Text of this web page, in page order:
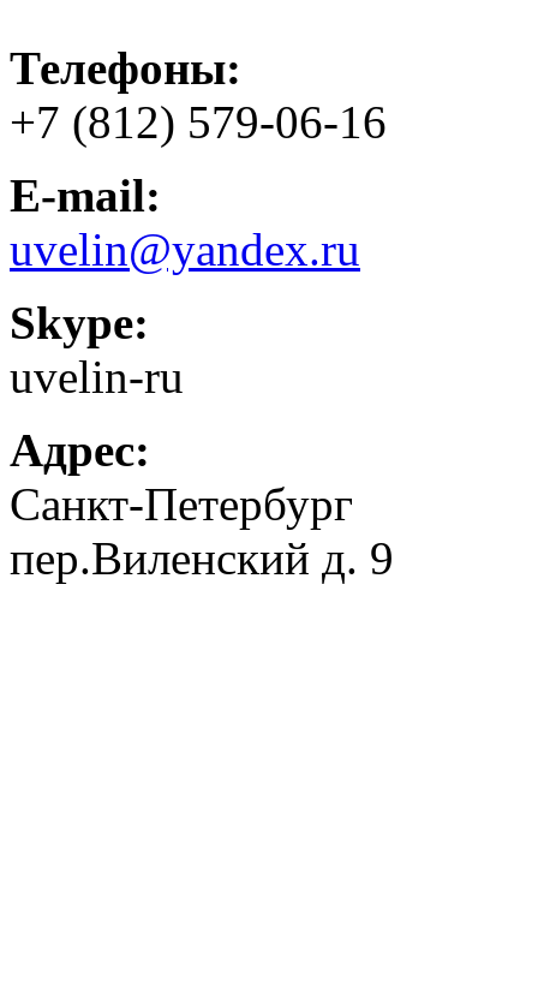
Телефоны:
+7 (812) 579-06-16
E-mail:
uvelin@yandex.ru
Skype:
uvelin-ru
Адрес:
Санкт-Петербург
пер.Виленский д. 9